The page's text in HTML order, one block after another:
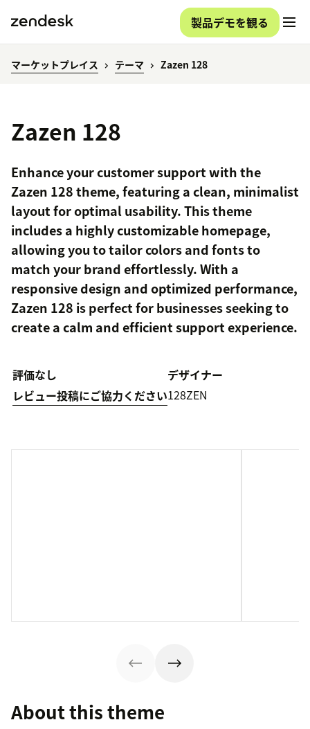
製品デモを観る
マーケットプレイス テーマ Zazen 128
Zazen 128
Enhance your customer support with the
Zazen 128 theme, featuring a clean, minimalist
layout for optimal usability. This theme
includes a highly customizable homepage,
allowing you to tailor colors and fonts to
match your brand effortlessly. With a
responsive design and optimized performance,
Zazen 128 is perfect for businesses seeking to
create a calm and efficient support experience.
評価なし
レビュー投稿にご協力ください
デザイナー
128ZEN
About this theme